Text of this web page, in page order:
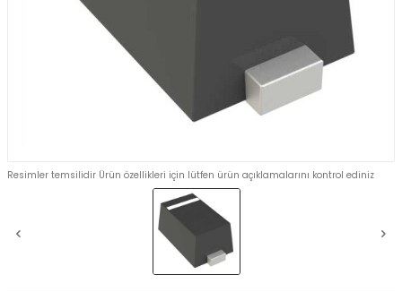
Resimler temsilidir Ürün özellikleri için lütfen ürün açıklamalarını kontrol ediniz